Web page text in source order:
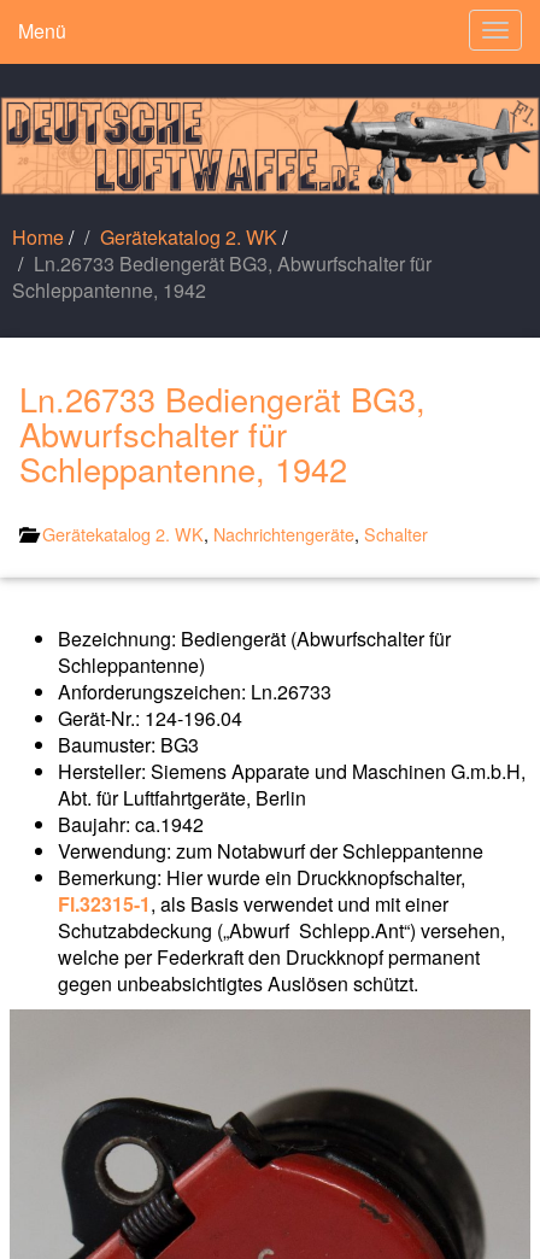
Menü
Home/ Gerätekatalog 2. WK/
Ln.26733 Bediengerät BG3, Abwurfschalter für
Schleppantenne, 1942
Ln.26733 Bediengerät BG3,
Abwurfschalter für
Schleppantenne, 1942
Gerätekatalog 2. WK, Nachrichtengeräte, Schalter
Bezeichnung: Bediengerät (Abwurfschalter für
Schleppantenne)
Anforderungszeichen: Ln.26733
Gerät-Nr.: 124-196.04
Baumuster: BG3
Hersteller: Siemens Apparate und Maschinen G.m.b.H,
Abt. für Luftfahrtgeräte, Berlin
Baujahr: ca.1942
Verwendung: zum Notabwurf der Schleppantenne
Bemerkung: Hier wurde ein Druckknopfschalter,
Fl.32315-1, als Basis verwendet und mit einer
Schutzabdeckung („Abwurf Schlepp.Ant“) versehen,
welche per Federkraft den Druckknopf permanent
gegen unbeabsichtigtes Auslösen schützt.